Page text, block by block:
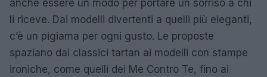
anche essere un modo per portare un sorriso a chi
li riceve. Dai modelli divertenti a quelli più eleganti,
c’è un pigiama per ogni gusto. Le proposte
spaziano dai classici tartan ai modelli con stampe
ironiche, come quelli dei Me Contro Te, fino ai